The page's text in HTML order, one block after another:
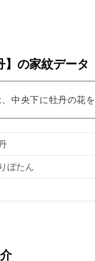
】の家紋データ
中央下に牡丹の花
ぼたん